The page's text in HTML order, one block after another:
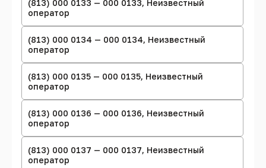
(813) 000 0133 — 000 0133, Неизвестный
оператор
(813) 000 0134 — 000 0134, Неизвестный
оператор
(813) 000 0135 — 000 0135, Неизвестный
оператор
(813) 000 0136 — 000 0136, Неизвестный
оператор
(813) 000 0137 — 000 0137, Неизвестный
оператор